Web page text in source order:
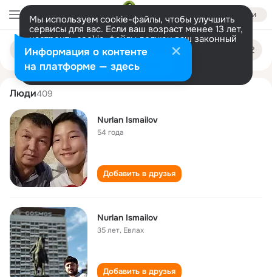
Войти
Мы используем cookie-файлы, чтобы улучшить
сервисы для вас. Если ваш возраст менее 13 лет,
настроить cookie-файлы должен ваш законный
представитель. Больше информации
Разрешить все Настроить
Поиск
людям
nurlan ismailov
Люди409
Nurlan Ismailov
54 года
Добавить в друзья
Nurlan Ismailov
35 лет, Евлах
Добавить в друзья
Информация о контенте
на платформе — здесь